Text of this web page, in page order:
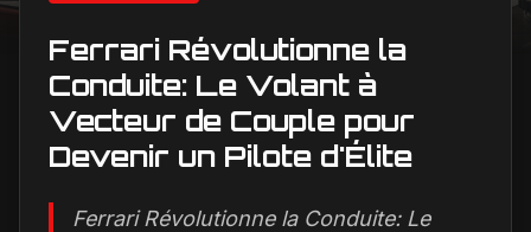
Ferrari Révolutionne la
Conduite: Le Volant à
Vecteur de Couple pour
Devenir un Pilote d'Élite
Ferrari Révolutionne la Conduite: Le